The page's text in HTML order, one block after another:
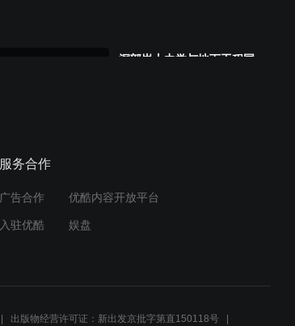
深部岩土力学与地下工程国
服务合作
广告合作 优酷内容开放平台
入驻优酷 娱盘
出版物经营许可证：新出发京批字第直150118号